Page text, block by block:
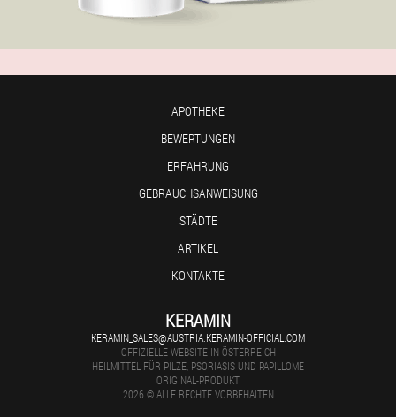
APOTHEKE
BEWERTUNGEN
ERFAHRUNG
GEBRAUCHSANWEISUNG
STÄDTE
ARTIKEL
KONTAKTE
KERAMIN
KERAMIN_SALES@AUSTRIA.KERAMIN-OFFICIAL.COM
OFFIZIELLE WEBSITE IN ÖSTERREICH
HEILMITTEL FÜR PILZE, PSORIASIS UND PAPILLOME
ORIGINAL-PRODUKT
2026 © ALLE RECHTE VORBEHALTEN